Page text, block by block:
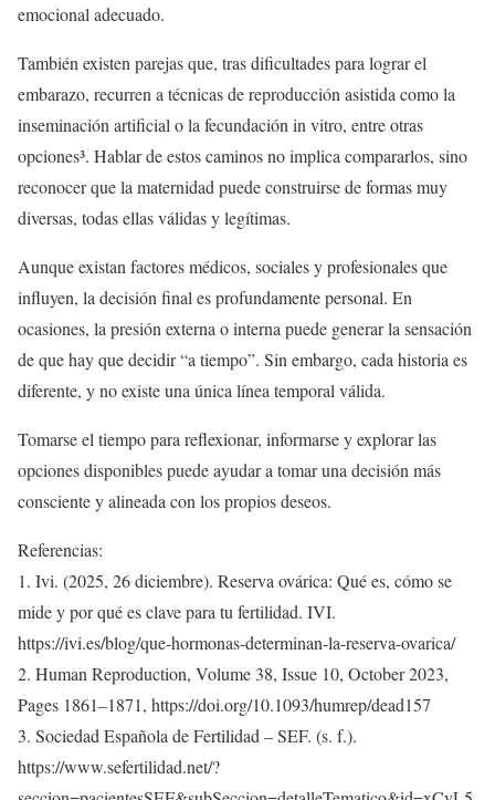
emocional adecuado.
También existen parejas que, tras dificultades para lograr el
embarazo, recurren a técnicas de reproducción asistida como la
inseminación artificial o la fecundación in vitro, entre otras
opciones³. Hablar de estos caminos no implica compararlos, sino
reconocer que la maternidad puede construirse de formas muy
diversas, todas ellas válidas y legítimas.
Aunque existan factores médicos, sociales y profesionales que
influyen, la decisión final es profundamente personal. En
ocasiones, la presión externa o interna puede generar la sensación
de que hay que decidir “a tiempo”. Sin embargo, cada historia es
diferente, y no existe una única línea temporal válida.
Tomarse el tiempo para reflexionar, informarse y explorar las
opciones disponibles puede ayudar a tomar una decisión más
consciente y alineada con los propios deseos.
Referencias:
1. Ivi. (2025, 26 diciembre). Reserva ovárica: Qué es, cómo se
mide y por qué es clave para tu fertilidad. IVI.
https://ivi.es/blog/que-hormonas-determinan-la-reserva-ovarica/
2. Human Reproduction, Volume 38, Issue 10, October 2023,
Pages 1861–1871, https://doi.org/10.1093/humrep/dead157
3. Sociedad Española de Fertilidad – SEF. (s. f.).
https://www.sefertilidad.net/?